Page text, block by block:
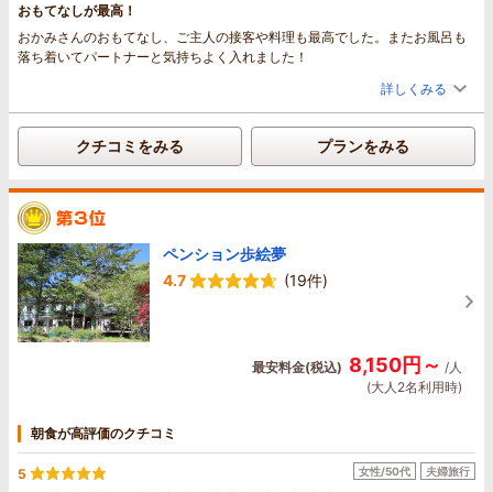
おもてなしが最高！
おかみさんのおもてなし、ご主人の接客や料理も最高でした。またお風呂も
落ち着いてパートナーと気持ちよく入れました！
詳しくみる
クチコミをみる プランをみる
ペンション歩絵夢
4.7
(19件)
最安料金(税込) 8,150円～ /人
(大人2名利用時)
朝食が高評価のクチコミ
5
女性/50代 夫婦旅行